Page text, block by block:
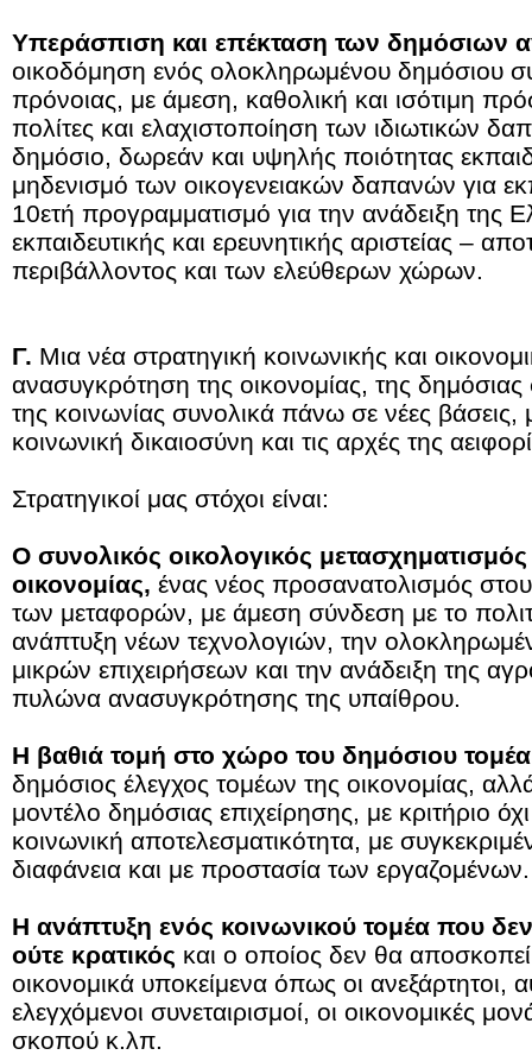
Υπεράσπιση και επέκταση των δημόσιων
οικοδόμηση ενός ολοκληρωμένου δημόσιου
πρόνοιας, με άμεση, καθολική και ισότιμη
πολίτες και ελαχιστοποίηση των ιδιωτικών
δημόσιο, δωρεάν και υψηλής ποιότητας
μηδενισμό των οικογενειακών δαπανών για
10ετή προγραμματισμό για την ανάδειξη της
εκπαιδευτικής και ερευνητικής αριστείας –
περιβάλλοντος και των ελεύθερων χώρων.
Γ. Μια νέα στρατηγική κοινωνικής και
ανασυγκρότηση της οικονομίας, της δημόσιας
της κοινωνίας συνολικά πάνω σε νέες βάσεις,
κοινωνική δικαιοσύνη και τις αρχές της
Στρατηγικοί μας στόχοι είναι:
Ο συνολικός οικολογικός
οικονομίας, ένας νέος προσανατολισμός
των μεταφορών, με άμεση σύνδεση με το
ανάπτυξη νέων τεχνολογιών, την
μικρών επιχειρήσεων και την ανάδειξη της
πυλώνα ανασυγκρότησης της υπαίθρου.
Η βαθιά τομή στο χώρο του δημόσιου
δημόσιος έλεγχος τομέων της οικονομίας,
μοντέλο δημόσιας επιχείρησης, με κριτήριο
κοινωνική αποτελεσματικότητα, με
διαφάνεια και με προστασία των εργαζομένων.
Η ανάπτυξη ενός κοινωνικού τομέα που δεν
ούτε κρατικός και ο οποίος δεν θα
οικονομικά υποκείμενα όπως οι ανεξάρτητοι,
ελεγχόμενοι συνεταιρισμοί, οι οικονομικές
σκοπού κ.λπ.